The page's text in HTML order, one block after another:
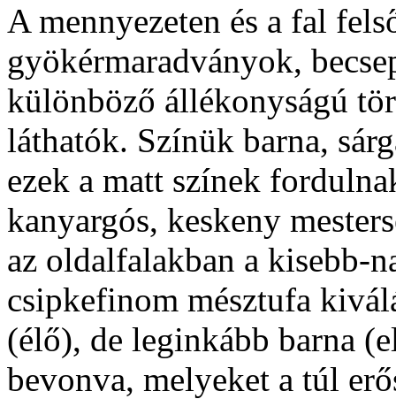
A mennyezeten és a fal
gyökérmaradványok,
különböző állékonyságú
láthatók. Színük barna,
ezek a matt színek
kanyargós, keskeny
az oldalfalakban a kisebb-
csipkefinom mésztufa
(élő), de leginkább barna
bevonva, melyeket a túl